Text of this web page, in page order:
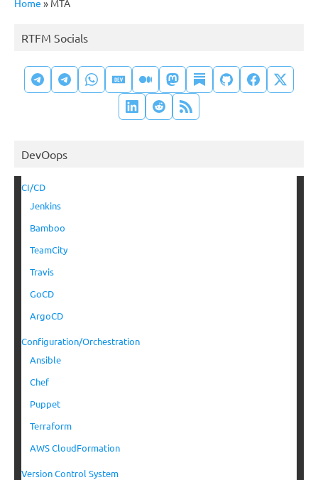
Home » MTA
RTFM Socials
DevOops
CI/CD
Jenkins
Bamboo
TeamCity
Travis
GoCD
ArgoCD
Configuration/Orchestration
Ansible
Chef
Puppet
Terraform
AWS CloudFormation
Version Control System